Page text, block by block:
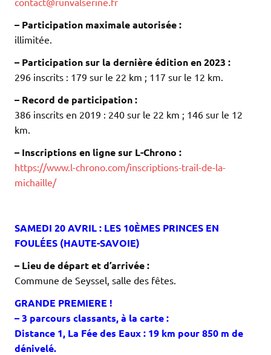
– Participation maximale autorisée :
illimitée.
– Participation sur la dernière édition en 2023 :
296 inscrits : 179 sur le 22 km ; 117 sur le 12 km.
– Record de participation :
386 inscrits en 2019 : 240 sur le 22 km ; 146 sur le 12
km.
– Inscriptions en ligne sur L-Chrono :
https://www.l-chrono.com/inscriptions-trail-de-la-
michaille/
SAMEDI 20 AVRIL : LES 10ÈMES PRINCES EN
FOULÉES (HAUTE-SAVOIE)
– Lieu de départ et d’arrivée :
Commune de Seyssel, salle des fêtes.
GRANDE PREMIERE !
– 3 parcours classants, à la carte:
Distance 1, La Fée des Eaux : 19 km pour 850 m de
dénivelé.